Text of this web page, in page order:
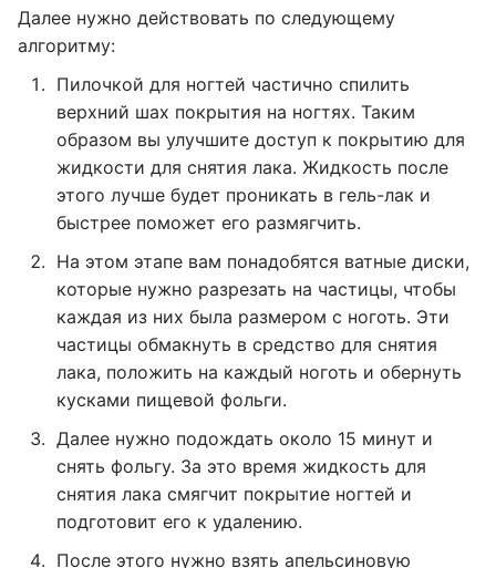
Далее нужно действовать по следующему
алгоритму:
Пилочкой для ногтей частично спилить
верхний шах покрытия на ногтях. Таким
образом вы улучшите доступ к покрытию для
жидкости для снятия лака. Жидкость после
этого лучше будет проникать в гель-лак и
быстрее поможет его размягчить.
На этом этапе вам понадобятся ватные диски,
которые нужно разрезать на частицы, чтобы
каждая из них была размером с ноготь. Эти
частицы обмакнуть в средство для снятия
лака, положить на каждый ноготь и обернуть
кусками пищевой фольги.
Далее нужно подождать около 15 минут и
снять фольгу. За это время жидкость для
снятия лака смягчит покрытие ногтей и
подготовит его к удалению.
После этого нужно взять апельсиновую